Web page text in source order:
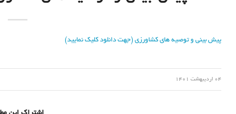
پیش بینی و توصیه های کشاورزی (جهت دانلود کلیک نمایید)
04 اردیبهشت 1401